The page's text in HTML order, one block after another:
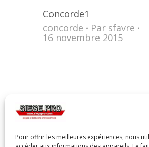
Pour offrir les meilleures expériences, nous
Concorde1
concorde
Par sfavre
16 novembre 2015